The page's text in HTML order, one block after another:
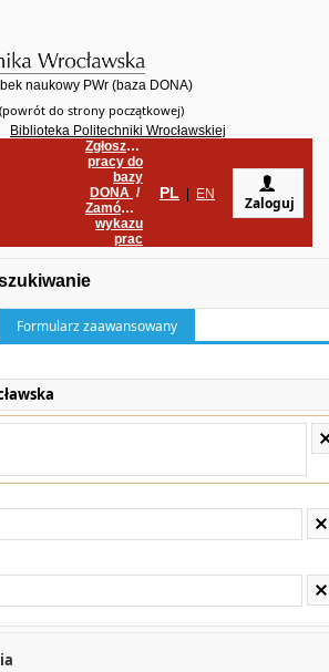
naukowy PWr (baza DONA)
(powrót do strony początkowej)
Biblioteka Politechniki Wrocławskiej
Zgłoszenie
pracy do
bazy
DONA /
Zamówienie
wykazu
prac
PL EN Zaloguj
Formularz zaawansowany